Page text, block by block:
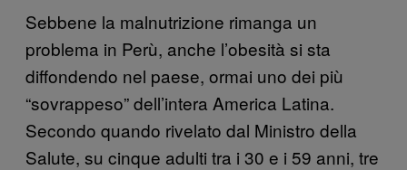
Sebbene la malnutrizione rimanga un
problema in Perù, anche l’obesità si sta
diffondendo nel paese, ormai uno dei più
“sovrappeso” dell’intera America Latina.
Secondo quando rivelato dal Ministro della
Salute, su cinque adulti tra i 30 e i 59 anni, tre